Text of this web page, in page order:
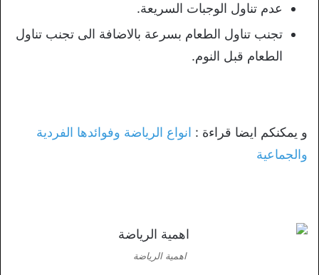
عدم تناول الوجبات السريعة.
تجنب تناول الطعام بسرعة بالاضافة الى تجنب تناول
الطعام قبل النوم.
و يمكنكم ايضا قراءة : انواع الرياضة وفوائدها الفردية
والجماعية
اهمية الرياضة